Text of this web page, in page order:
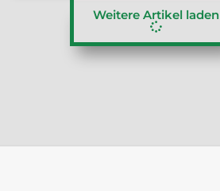
Weitere Artikel laden